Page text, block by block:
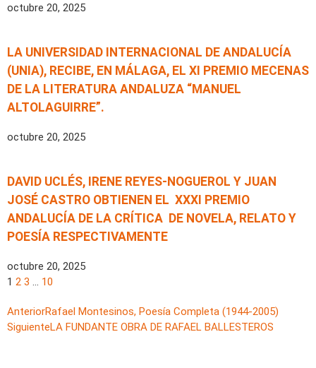
octubre 20, 2025
LA UNIVERSIDAD INTERNACIONAL DE ANDALUCÍA
(UNIA), RECIBE, EN MÁLAGA, EL XI PREMIO MECENAS
DE LA LITERATURA ANDALUZA “MANUEL
ALTOLAGUIRRE”.
octubre 20, 2025
DAVID UCLÉS, IRENE REYES-NOGUEROL Y JUAN
JOSÉ CASTRO OBTIENEN EL XXXI PREMIO
ANDALUCÍA DE LA CRÍTICA DE NOVELA, RELATO Y
POESÍA RESPECTIVAMENTE
octubre 20, 2025
1 2 3 … 10
AnteriorRafael Montesinos, Poesía Completa (1944-2005)
SiguienteLA FUNDANTE OBRA DE RAFAEL BALLESTEROS